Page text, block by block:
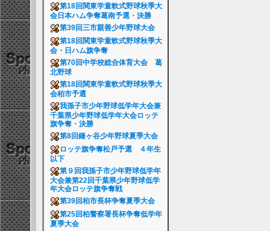
第18回関東学童軟式野球秋季大
会日本ハム争奪葛南予選・決勝
第39回三市親善少年野球大会
第18回関東学童軟式野球秋季大
会・日ハム旗争奪
第70回中学校総合体育大会 葛
北野球
第18回関東学童軟式野球秋季大
会柏市予選
我孫子市少年野球低学年大会兼
千葉県少年野球低学年大会ロッテ
旗争奪・決勝
第8回鎌ヶ谷少年野球夏季大会
ロッテ旗争奪松戸予選 ４年生
以下
第９回我孫子市少年野球低学年
大会兼第22回千葉県少年野球低学
年大会ロッテ旗争奪戦
第39回柏市長杯争奪夏季大会
第25回柏警察署長杯争奪低学年
夏季大会